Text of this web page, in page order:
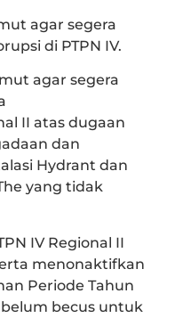
agar segera
di PTPN IV.
agar segera
II atas dugaan
dan
Hydrant dan
yang tidak
IV Regional II
menonaktifkan
Periode Tahun
belum becus untuk